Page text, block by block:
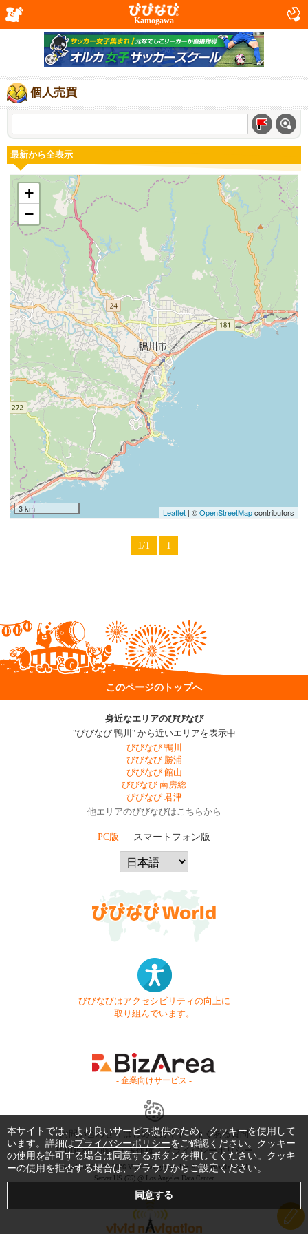
Kamogawa
個人売買
最新から全表示
+
−
3 km Leaflet| ©OpenStreetMapcontributors
1/1 1
このページのトップへ
身近なエリアのびびなび
"びびなび 鴨川" から近いエリアを表示中
びびなび 鴨川
びびなび 勝浦
びびなび 館山
びびなび 南房総
びびなび 君津
他エリアのびびなびはこちらから
PC版 スマートフォン版
びびなびはアクセシビリティの向上に
取り組んでいます。
- 企業向けサービス -
お問い合わせ はじめてガイド
よくある質問
利用規約
商標・著作権 プライバシーポリシー
Copyright © 1999-2026 Vivid Navigation, Inc. All Rights Reserved.
Server US (75) @ Los Angeles Data Center
本サイトでは、より良いサービス提供のため、クッキーを使用して
います。詳細はプライバシーポリシーをご確認ください。クッキー
の使用を許可する場合は同意するボタンを押してください。クッキ
ーの使用を拒否する場合は、ブラウザからご設定ください。